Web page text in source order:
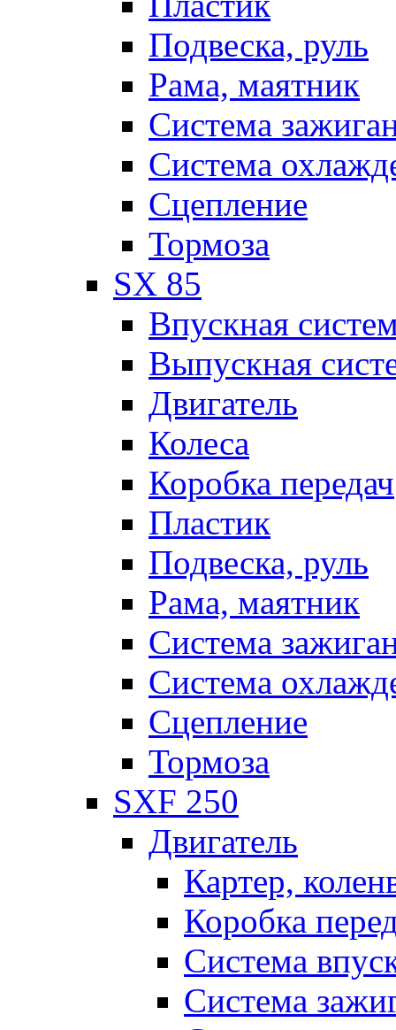
Подвеска, руль
Рама, маятник
Система
Система
Сцепление
Тормоза
SX 85
Впускная
Выпускная
Двигатель
Колеса
Коробка передач
Пластик
Подвеска, руль
Рама, маятник
Система
Система
Сцепление
Тормоза
SXF 250
Двигатель
Картер,
Коробка
Система
Система